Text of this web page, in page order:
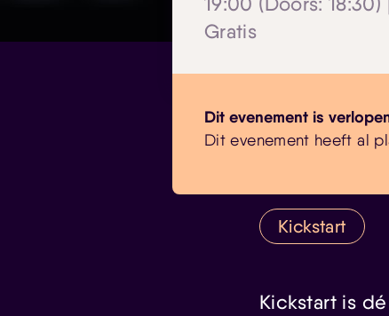
Gratis
Dit evenement is
Dit evenement heeft al
Kickstart
Kickstart is